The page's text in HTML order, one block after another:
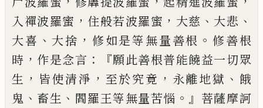
入禪波羅蜜 ， 住般若波羅蜜 ， 大慈 、 大悲 、
大喜 、 大捨 ， 修如是等無量善根 。 修善根
時 ， 作是念言 ：『願此善根普能饒益一切眾
生 ， 皆使清淨 ， 至於究竟 ， 永離地獄 、 餓
鬼 、 畜生 、 閻羅王等無量苦惱 。』 菩薩摩訶